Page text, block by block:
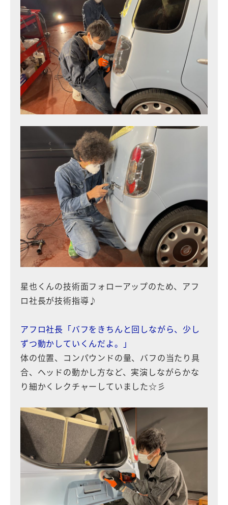
星也くんの技術面フォローアップのため、アフ
ロ社長が技術指導♪
アフロ社長「バフをきちんと回しながら、少し
ずつ動かしていくんだよ。」
体の位置、コンパウンドの量、バフの当たり具
合、ヘッドの動かし方など、実演しながらかな
り細かくレクチャーしていました☆彡